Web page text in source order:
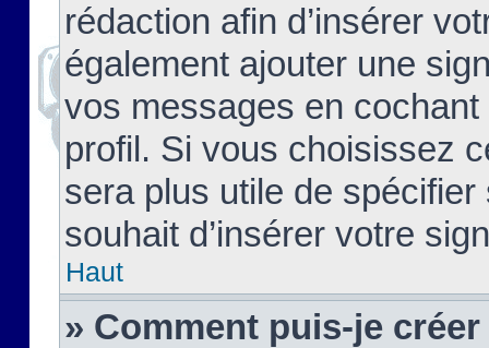
rédaction afin d’insérer
également ajouter une
vos messages en
profil. Si vous choisissez
sera plus utile de
souhait d’insérer votre
Haut
» Comment puis-je